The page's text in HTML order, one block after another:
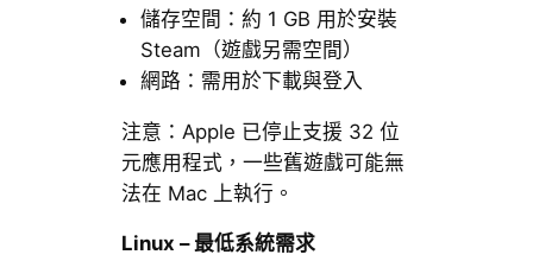
儲存空間：約 1 GB 用於安裝
Steam（遊戲另需空間）
網路：需用於下載與登入
注意：Apple 已停止支援 32 位
元應用程式，一些舊遊戲可能無
法在 Mac 上執行。
Linux – 最低系統需求